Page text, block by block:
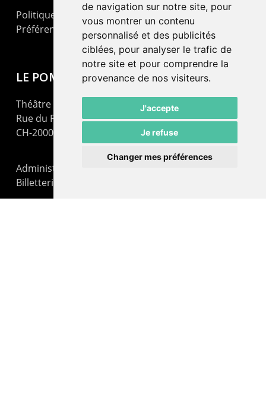
de navigation sur notre site, pour
vous montrer un contenu
personnalisé et des publicités
ciblées, pour analyser le trafic de
notre site et pour comprendre la
provenance de nos visiteurs.
J'accepte
Je refuse
Changer mes préférences
Politique de confidentialité
Préférences cookies
LE POMMIER
Théâtre – Centre Culturel Neuchâtelois
Rue du Pommier 9
CH-2000 Neuchâtel
Administration : +41 32 725 03 03
Billetterie : +41 32 725 05 05